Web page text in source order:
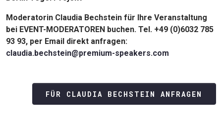
Moderatorin Claudia Bechstein für Ihre Veranstaltung
bei EVENT-MODERATOREN buchen. Tel. +49 (0)6032 785
93 93, per Email direkt anfragen:
claudia.bechstein@premium-speakers.com
FÜR CLAUDIA BECHSTEIN ANFRAGEN
JETZT SUCHEN